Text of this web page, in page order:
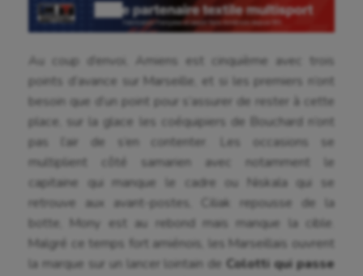
Aéronautique
Au coup d’envoi, Amiens est cinquième avec trois
points d’avance sur Marseille, et si les premiers n’ont
besoin que d’un point pour s’assurer de rester à cette
place, sur la glace les coéquipiers de Bouchard n’ont
pas l’air de s’en contenter. Les occasions se
multiplient côté samarien avec notamment le
capitaine qui manque le cadre ou Niskala qui se
retrouve aux avant-postes, Ciliak repousse de la
botte, Mony est au rebond mais manque la cible.
Malgré ce temps fort amiénois, les Marseillais ouvrent
la marque sur un lancer lointain deColotti qui passe